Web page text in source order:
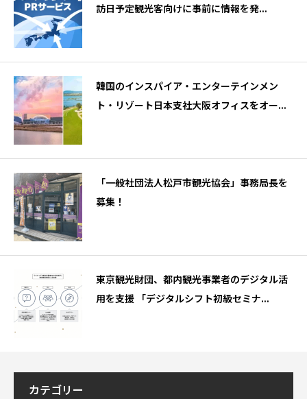
訪日予定観光客向けに事前に情報を発...
韓国のインスパイア・エンターテインメン
ト・リゾート日本支社大阪オフィスをオー...
「一般社団法人松戸市観光協会」事務局長を
募集！
東京観光財団、都内観光事業者のデジタル活
用を支援 「デジタルシフト初級セミナ...
カテゴリー